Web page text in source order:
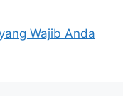
Wajib Anda